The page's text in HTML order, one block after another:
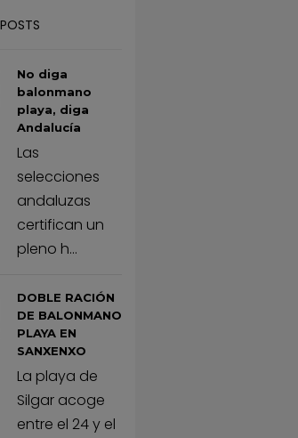
No diga
balonmano
playa, diga
Andalucía
Las
selecciones
andaluzas
certifican un
pleno h...
DOBLE RACIÓN
DE BALONMANO
PLAYA EN
SANXENXO
La playa de
Silgar acoge
entre el 24 y el